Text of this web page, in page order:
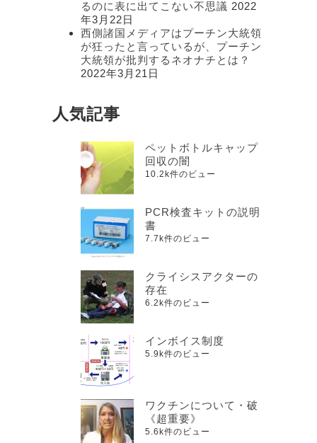
るのに表に出てこない不思議 2022
年3月22日
西側諸国メディアはプーチン大統領
が狂ったと言っているが、プーチン
大統領が批判するネオナチとは？
2022年3月21日
人気記事
ペットボトルキャップ
回収の闇
10.2k件のビュー
PCR検査キットの説明
書
7.7k件のビュー
クライシスアクターの
存在
6.2k件のビュー
インボイス制度
5.9k件のビュー
ワクチンについて・破
《超重要》
5.6k件のビュー